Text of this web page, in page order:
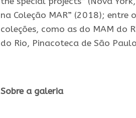
na Coleção MAR” (2018);
coleções, como as do MAM do
do Rio, Pinacoteca de São
Sobre a galeria